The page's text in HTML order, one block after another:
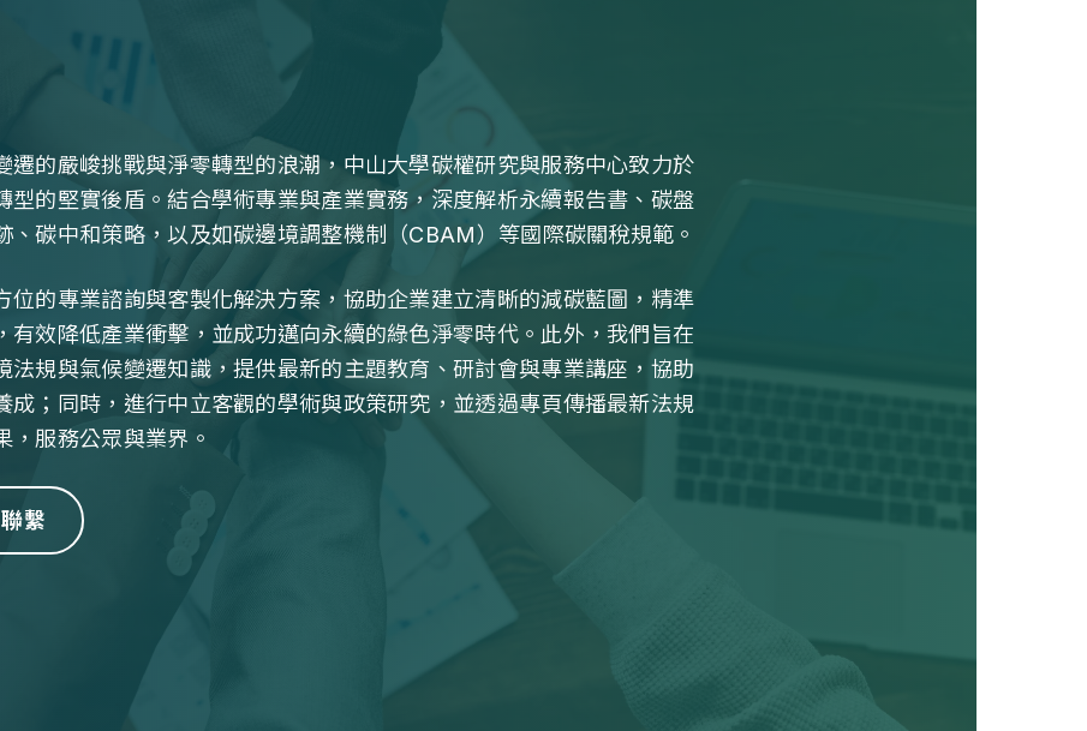
遷的嚴峻挑戰與淨零轉型的浪潮，中山大學碳權研究與服務中心致力於
型的堅實後盾。結合學術專業與產業實務，深度解析永續報告書、碳盤
、碳中和策略，以及如碳邊境調整機制（CBAM）等國際碳關稅規範。
位的專業諮詢與客製化解決方案，協助企業建立清晰的減碳藍圖，精準
有效降低產業衝擊，並成功邁向永續的綠色淨零時代。此外，我們旨在
法規與氣候變遷知識，提供最新的主題教育、研討會與專業講座，協助
成；同時，進行中立客觀的學術與政策研究，並透過專頁傳播最新法規
，服務公眾與業界。
繫